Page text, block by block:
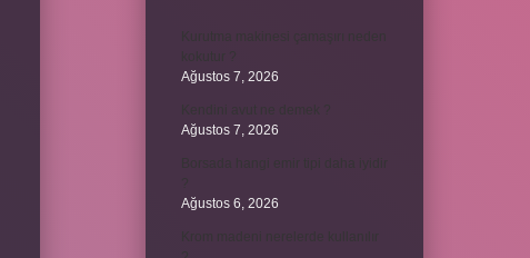
Ağustos 7, 2026
Ağustos 7, 2026
Ağustos 6, 2026